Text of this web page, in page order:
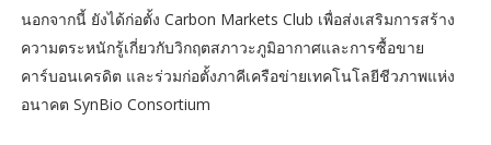
นอกจากนี้ ยังได้ก่อตั้ง Carbon Markets Club เพื่อส่งเสริมการสร้าง
ความตระหนักรู้เกี่ยวกับวิกฤตสภาวะภูมิอากาศและการซื้อขาย
คาร์บอนเครดิต และร่วมก่อตั้งภาคีเครือข่ายเทคโนโลยีชีวภาพแห่ง
อนาคต SynBio Consortium